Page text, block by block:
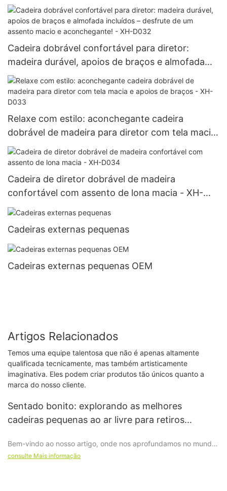
Cadeira dobrável confortável para diretor:
madeira durável, apoios de braços e almofada
incluídos – desfrute de um assento macio e
aconchegante! - XH-D032
Relaxe com estilo: aconchegante cadeira
dobrável de madeira para diretor com tela macia
e apoios de braços - XH-D033
Cadeira de diretor dobrável de madeira
confortável com assento de lona macia - XH-
D034
Cadeiras externas pequenas
Cadeiras externas pequenas OEM
Artigos Relacionados
Temos uma equipe talentosa que não é apenas altamente
qualificada tecnicamente, mas também artisticamente
imaginativa. Eles podem criar produtos tão únicos quanto a
marca do nosso cliente.
Sentado bonito: explorando as melhores
cadeiras pequenas ao ar livre para retiros
Bem-vindo ao nosso artigo, onde nos aprofundamos no mundo
encantador das pequenas cadeiras de exterior, explorando as
consulte Mais informação